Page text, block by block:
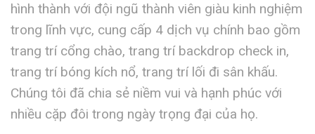
hình thành với đội ngũ thành viên giàu kinh nghiệm
trong lĩnh vực, cung cấp 4 dịch vụ chính bao gồm
trang trí cổng chào, trang trí backdrop check in,
trang trí bóng kích nổ, trang trí lối đi sân khấu.
Chúng tôi đã chia sẻ niềm vui và hạnh phúc với
nhiều cặp đôi trong ngày trọng đại của họ.